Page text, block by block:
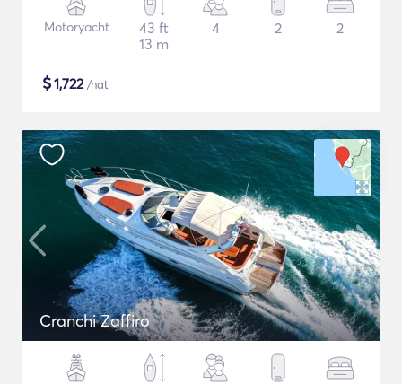
Motoryacht
43 ft
13 m
4 2 2
$1,722/nat
Cranchi Zaffiro